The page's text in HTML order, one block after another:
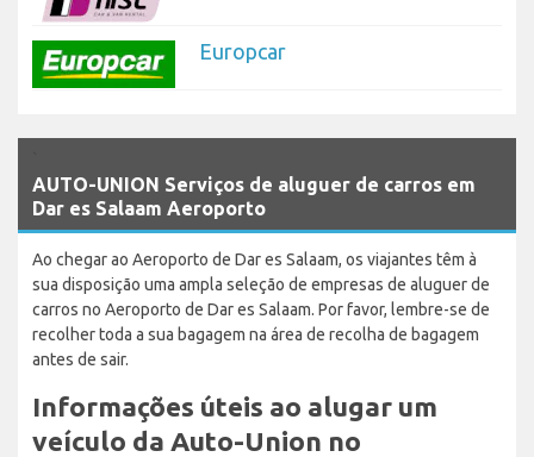
Europcar
AUTO-UNION Serviços de aluguer de carros em
Dar es Salaam Aeroporto
Ao chegar ao Aeroporto de Dar es Salaam, os viajantes têm à
sua disposição uma ampla seleção de empresas de aluguer de
carros no Aeroporto de Dar es Salaam. Por favor, lembre-se de
recolher toda a sua bagagem na área de recolha de bagagem
antes de sair.
Informações úteis ao alugar um
veículo da Auto-Union no